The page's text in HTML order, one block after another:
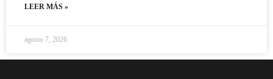
LEER MÁS »
agosto 7, 2026